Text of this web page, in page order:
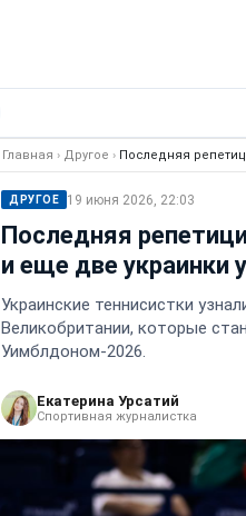
Главная › Другое › Последняя
ДРУГОЕ 19 июня 2026, 22:03
Последняя
и еще две украинки
Украинские теннисистки
Великобритании, которые
Уимблдоном-2026.
Екатерина Урсатий
Спортивная журналистка